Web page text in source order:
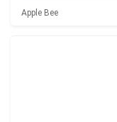
Apple Bee